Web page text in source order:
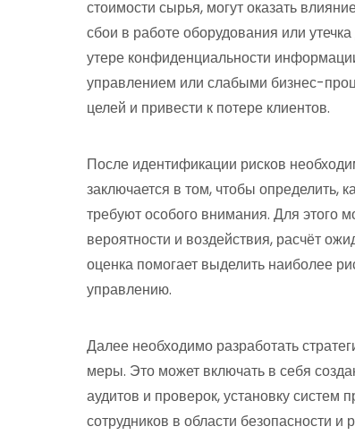
стоимости сырья, могут оказать
сбои в работе оборудования или
утере конфиденциальности
управлением или слабыми бизнес-
целей и привести к потере клиентов.
После идентификации рисков
заключается в том, чтобы определить,
требуют особого внимания. Для этого
вероятности и воздействия, расчёт
оценка помогает выделить наиболее
управлению.
Далее необходимо разработать
меры. Это может включать в себя
аудитов и проверок, установку
сотрудников в области безопасности